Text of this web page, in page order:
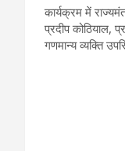
कार्यक्रम में
प्रदीप कोठियाल,
गणमान्य व्यक्ति